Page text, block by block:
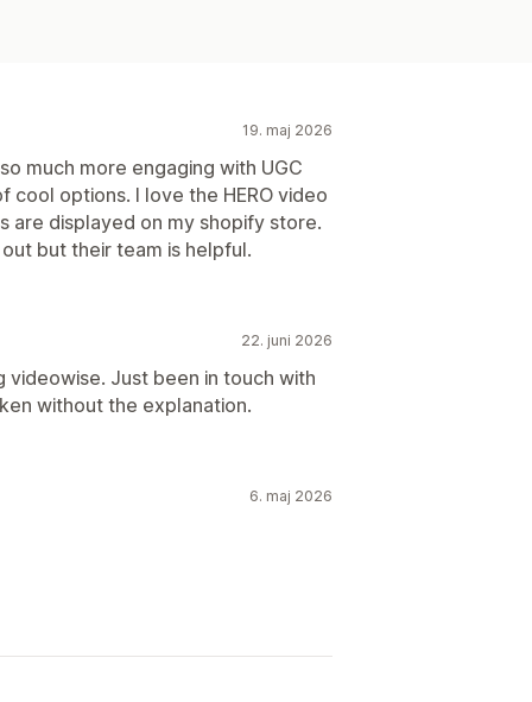
19. maj 2026
much more engaging with UGC
cool options. I love the HERO video
are displayed on my shopify store.
but their team is helpful.
22. juni 2026
Just been in touch with
without the explanation.
6. maj 2026